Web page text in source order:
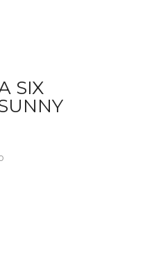
SIX